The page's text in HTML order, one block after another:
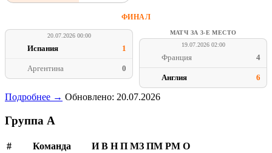
ФИНАЛ
20.07.2026 00:00
Испания 1
Аргентина 0
МАТЧ ЗА 3-Е МЕСТО
19.07.2026 02:00
Франция 4
Англия 6
Подробнее → Обновлено: 20.07.2026
Группа A
# Команда И В Н П МЗ ПМ РМ О